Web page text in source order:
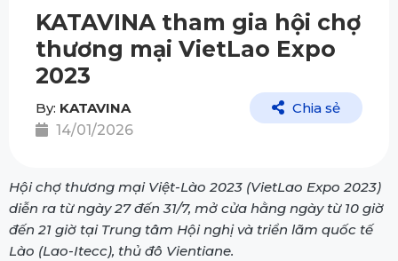
KATAVINA tham gia hội chợ
thương mại VietLao Expo
2023
By: KATAVINA
14/01/2026
Chia sẻ
Hội chợ thương mại Việt-Lào 2023 (VietLao Expo 2023)
diễn ra từ ngày 27 đến 31/7, mở cửa hằng ngày từ 10 giờ
đến 21 giờ tại Trung tâm Hội nghị và triển lãm quốc tế
Lào (Lao-Itecc), thủ đô Vientiane.